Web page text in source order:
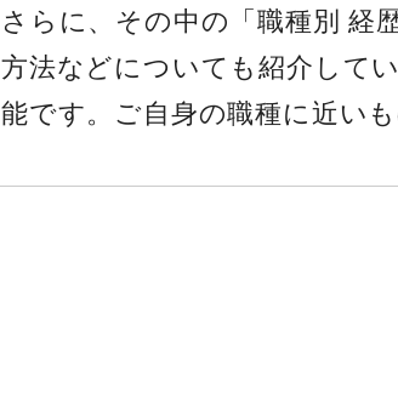
さらに、その中の「職種別 経
方法などについても紹介して
能です。ご自身の職種に近い